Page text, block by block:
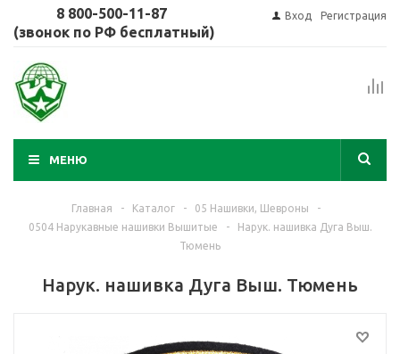
8 800-500-11-87
(звонок по РФ бесплатный)
Вход Регистрация
МЕНЮ
Главная - Каталог - 05 Нашивки, Шевроны
-
0504 Нарукавные нашивки Вышитые
-
Нарук. нашивка Дуга Выш.
Тюмень
Нарук. нашивка Дуга Выш. Тюмень